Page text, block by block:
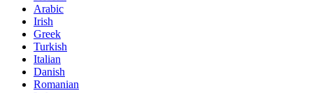
Arabic
Irish
Greek
Turkish
Italian
Danish
Romanian